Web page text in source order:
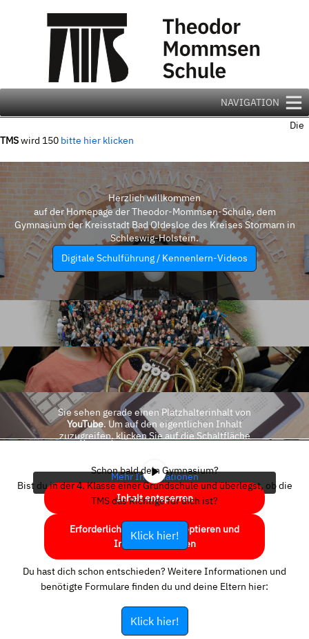
NAVIGATION
Die
TMSwird 150 bitte hier klicken
Herzlich willkommen
auf der Homepage der Theodor-Mommsen-Schule, dem
Gymnasium der Kreisstadt Bad Oldesloe des Kreises Stormarn in
Schleswig-Holstein.
Digitale Schulführung / Kennenlern-Videos
Sie sehen gerade einen Platzhalterinhalt von
YouTube. Um auf den eigentlichen Inhalt
zuzugreifen, klicken Sie auf die Schaltfläche
Mehr Informationen
Inhalt entsperren
Erforderlichen Service akzeptieren und
Inhalte entsperren
Schon bald dein Gymnasium?
Bist du in der 4. Klasse einer Grundschule und überlegst, ob die
TMS das Richtige für dich ist?
Klick hier!
Du hast dich schon entschieden? Weitere Informationen und
benötigte Formulare finden du und deine Eltern hier:
Klick hier!